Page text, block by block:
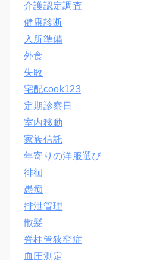
介護認定調査
健康診断
入所準備
外食
失敗
宅配cook123
定期診察日
室内移動
家族信託
年寄りの洋服選び
徘徊
愚痴
排泄管理
散髪
脊柱管狭窄症
血圧測定